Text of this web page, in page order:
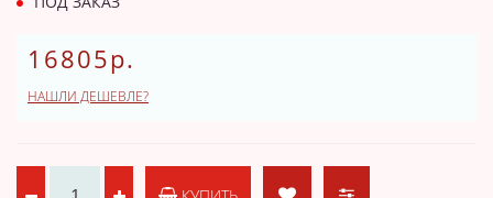
16805р.
НАШЛИ ДЕШЕВЛЕ?